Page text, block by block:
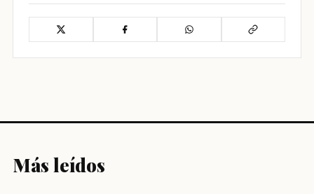
Más leídos